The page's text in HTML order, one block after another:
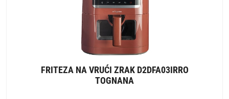
FRITEZA NA VRUĆI ZRAK D2DFA03IRRO
TOGNANA